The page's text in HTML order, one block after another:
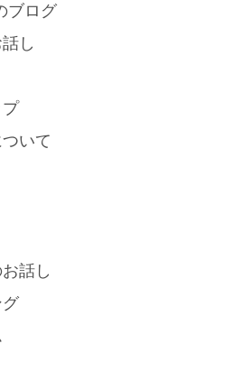
ブログ
し
いて
話し